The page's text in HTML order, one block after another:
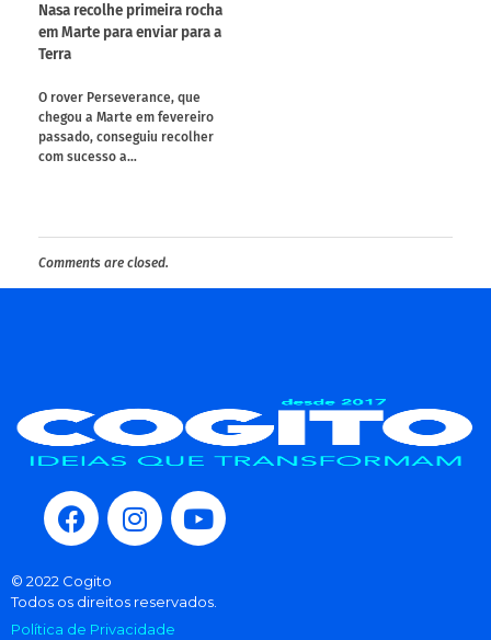
Nasa recolhe primeira rocha
em Marte para enviar para a
Terra
O rover Perseverance, que
chegou a Marte em fevereiro
passado, conseguiu recolher
com sucesso a…
Comments are closed.
© 2022 Cogito
Todos os direitos reservados.
Política de Privacidade